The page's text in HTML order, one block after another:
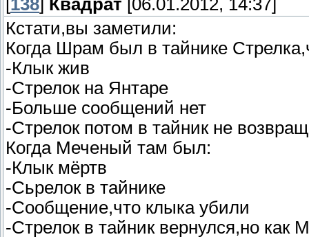
[138] Квадрат [06.01.2012, 14:37]
Кстати,вы заметили:
Когда Шрам был в тайнике
-Клык жив
-Стрелок на Янтаре
-Больше сообщений нет
-Стрелок потом в тайник не
Когда Меченый там был:
-Клык мёртв
-Сьрелок в тайнике
-Сообщение,что клыка убили
-Стрелок в тайник вернулся,но как